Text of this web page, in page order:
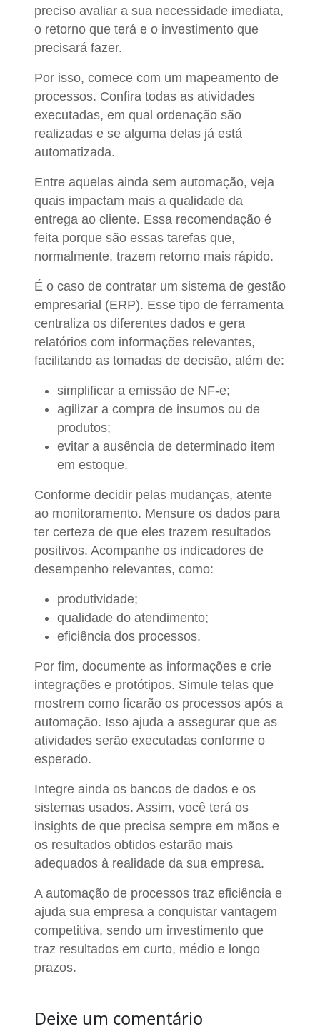
preciso avaliar a sua necessidade imediata,
o retorno que terá e o investimento que
precisará fazer.
Por isso, comece com um mapeamento de
processos. Confira todas as atividades
executadas, em qual ordenação são
realizadas e se alguma delas já está
automatizada.
Entre aquelas ainda sem automação, veja
quais impactam mais a qualidade da
entrega ao cliente. Essa recomendação é
feita porque são essas tarefas que,
normalmente, trazem retorno mais rápido.
É o caso de contratar um sistema de gestão
empresarial (ERP). Esse tipo de ferramenta
centraliza os diferentes dados e gera
relatórios com informações relevantes,
facilitando as tomadas de decisão, além de:
simplificar a emissão de NF-e;
agilizar a compra de insumos ou de
produtos;
evitar a ausência de determinado item
em estoque.
Conforme decidir pelas mudanças, atente
ao monitoramento. Mensure os dados para
ter certeza de que eles trazem resultados
positivos. Acompanhe os indicadores de
desempenho relevantes, como:
produtividade;
qualidade do atendimento;
eficiência dos processos.
Por fim, documente as informações e crie
integrações e protótipos. Simule telas que
mostrem como ficarão os processos após a
automação. Isso ajuda a assegurar que as
atividades serão executadas conforme o
esperado.
Integre ainda os bancos de dados e os
sistemas usados. Assim, você terá os
insights de que precisa sempre em mãos e
os resultados obtidos estarão mais
adequados à realidade da sua empresa.
A automação de processos traz eficiência e
ajuda sua empresa a conquistar vantagem
competitiva, sendo um investimento que
traz resultados em curto, médio e longo
prazos.
Deixe um comentário